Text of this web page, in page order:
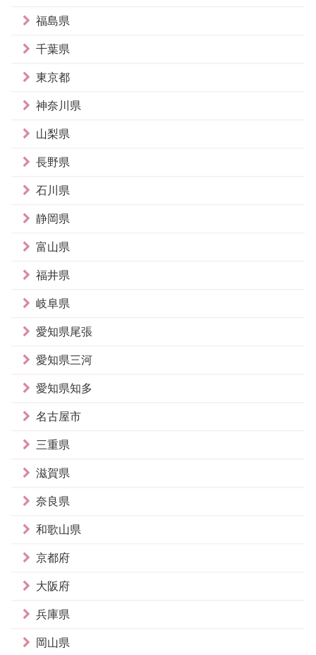
福島県
千葉県
東京都
神奈川県
山梨県
長野県
石川県
静岡県
富山県
福井県
岐阜県
愛知県尾張
愛知県三河
愛知県知多
名古屋市
三重県
滋賀県
奈良県
和歌山県
京都府
大阪府
兵庫県
岡山県